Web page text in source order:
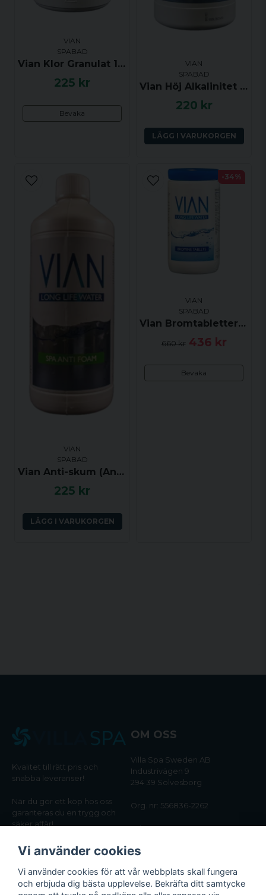
VIAN
SPABAD
Vian Klor Granulat 1 kg
225 kr
Bevaka
VIAN
SPABAD
Vian Höj Alkalinitet (Alkalinity Increaser) 1kg
220 kr
LÄGG I VARUKORGEN
VIAN
SPABAD
Vian Anti-skum (Anti-Foam) 1 liter
225 kr
LÄGG I VARUKORGEN
VIAN
SPABAD
Vian Bromtabletter (Bromine Tablets) 1kg
660 kr 436 kr
Bevaka
-34%
Kvalitet till rätt pris och
snabba leveranser!
När du gör ett köp hos oss
garanteras du en trygg och
säker affär!
OM OSS
Villa Spa Sweden AB
Industrivägen 9
294 39 Sölvesborg
Org. nr: 556836-2262
Tel:0456-405566
Email:
INFORMATION
Vi använder cookies
Vi använder cookies för att vår webbplats skall fungera
och erbjuda dig bästa upplevelse. Bekräfta ditt samtycke